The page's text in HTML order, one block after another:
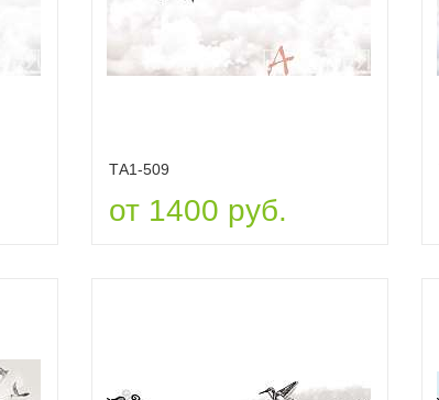
ТА1-509
от 1400 руб.